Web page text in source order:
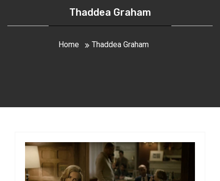
Thaddea Graham
Home Thaddea Graham